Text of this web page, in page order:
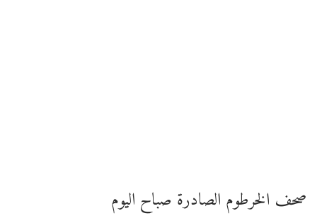
صحف الخرطوم الصادرة صباح اليوم